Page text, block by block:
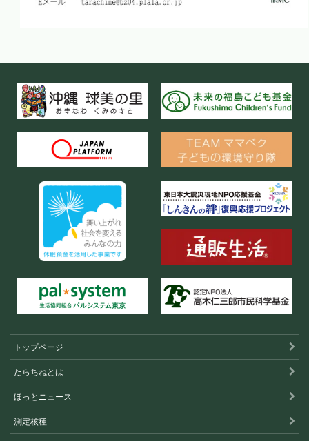
トップページ
たらちねとは
ほっとニュース
測定核種